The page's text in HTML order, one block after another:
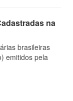
na
brasileiras
emitidos pela